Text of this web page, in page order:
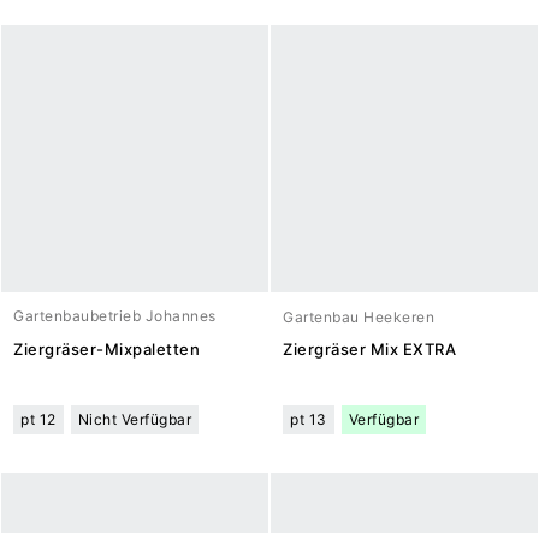
Gartenbaubetrieb Johannes
Meuwesen
Ziergräser-Mixpaletten
pt 12 Nicht Verfügbar
Gartenbau Heekeren
Ziergräser Mix EXTRA
pt 13 Verfügbar